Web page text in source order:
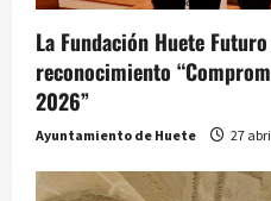
La Fundación Huete
reconocimiento
2026”
Ayuntamiento de Huete 27